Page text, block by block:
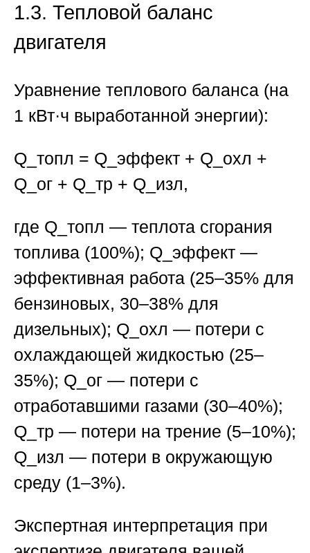
1.3. Тепловой баланс
двигателя
Уравнение теплового баланса (на
1 кВт·ч выработанной энергии):
Q_топл = Q_эффект + Q_охл +
Q_ог + Q_тр + Q_изл,
где Q_топл — теплота сгорания
топлива (100%); Q_эффект —
эффективная работа (25–35% для
бензиновых, 30–38% для
дизельных); Q_охл — потери с
охлаждающей жидкостью (25–
35%); Q_ог — потери с
отработавшими газами (30–40%);
Q_тр — потери на трение (5–10%);
Q_изл — потери в окружающую
среду (1–3%).
Экспертная интерпретация при